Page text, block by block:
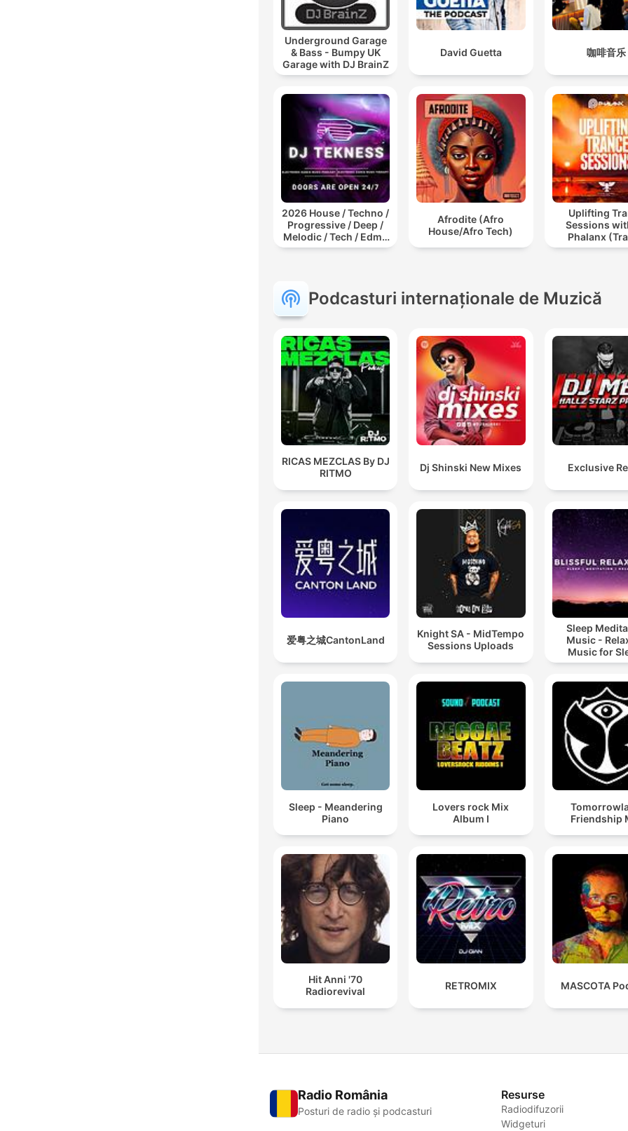
Underground Garage
& Bass - Bumpy UK
Garage with DJ BrainZ
David Guetta 咖啡音乐
2026 House / Techno /
Progressive / Deep /
Melodic / Tech / Edm /
Afro / ibiza DJ Mix /
Afrodite (Afro
House/Afro Tech)
Uplifting
Sessions
Phalanx
Podcast)
Podcasturi internaționale de Muzică
RICAS MEZCLAS By DJ
RITMO
Dj Shinski New Mixes Exclusive
爱粤之城CantonLand
Knight SA - MidTempo
Sessions Uploads
Sleep
Music -
Music for
Sleep - Meandering
Piano
Lovers rock Mix
Album I
Friendship
Hit Anni '70
Radiorevival
RETROMIX MASCOTA
Radio România
Posturi de radio și podcasturi
Resurse
Radiodifuzorii
Widgeturi